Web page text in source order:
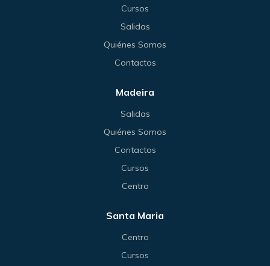
Cursos
Salidas
Quiénes Somos
Contactos
Madeira
Salidas
Quiénes Somos
Contactos
Cursos
Centro
Santa Maria
Centro
Cursos